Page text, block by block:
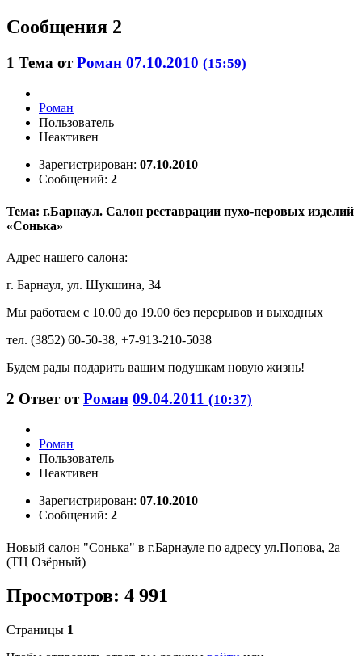
Сообщения 2
1 Тема отРоман 07.10.2010 (15:59)
Роман
Пользователь
Неактивен
Зарегистрирован: 07.10.2010
Сообщений: 2
Тема: г.Барнаул. Салон реставрации пухо-перовых изделий
«Сонька»
Адрес нашего салона:
г. Барнаул, ул. Шукшина, 34
Мы работаем с 10.00 до 19.00 без перерывов и выходных
тел. (3852) 60-50-38, +7-913-210-5038
Будем рады подарить вашим подушкам новую жизнь!
2 Ответ отРоман 09.04.2011 (10:37)
Роман
Пользователь
Неактивен
Зарегистрирован: 07.10.2010
Сообщений: 2
Новый салон "Сонька" в г.Барнауле по адресу ул.Попова, 2а
(ТЦ Озёрный)
Просмотров: 4 991
Страницы 1